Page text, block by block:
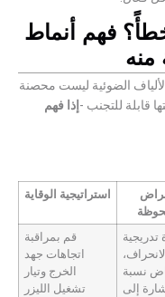
فهم أنماط
الضوئية ليست محصنة
قابلة للتجنب - إذا فهم
استراتيجية الوقاية
تدريجية
نسبة
إلى
قم بمراقبة
اتجاهات جهد
الخرج وتيار
تشغيل الليزر